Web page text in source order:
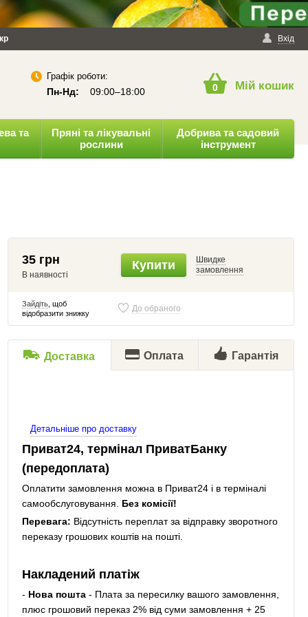
Вхід
Графік роботи:
Пн-Нд: 09:00–18:00 0 Мій кошик
та
Пряні та лікувальні
рослини
Добрива та садовий
інструмент
35 грн
В наявності
Купити
Швидке
замовлення
Зайдіть, щоб
відобразити знижку
До обраного
Доставка Оплата Гарантія
Детальніше про доставку
Приват24, термінал ПриватБанку
(передоплата)
Оплатити замовлення можна в Приват24 і в терміналі
самообслуговування. Без комісії!
Перевага: Відсутність переплат за відправку зворотного
переказу грошових коштів на пошті.
Накладений платіж
- Нова пошта- Плата за пересилку вашого замовлення,
плюс грошовий переказ 2% від суми замовлення + 25